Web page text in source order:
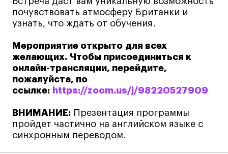
Очно + онлайн
Техникум
Специалист кино- и медиапродакшена
Цифровой маркетолог
Технолог-конструктор одежды
почувствовать атмосферу Британки и
узнать, что ждать от обучения.
Мероприятие открыто для всех
желающих. Чтобы присоединиться к
онлайн-трансляции, перейдите,
пожалуйста, по
ссылке: https://zoom.us/j/98220527909
ВНИМАНИЕ: Презентация программы
пройдет частично на английском языке с
синхронным переводом.